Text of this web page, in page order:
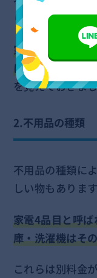
ります。
家から運搬する
にも影響するた
を覚えておきま
2.不用品の種類
不用品の種類に
しい物もあります
家電4品目と呼
庫・洗濯機はそ
これらは別料金